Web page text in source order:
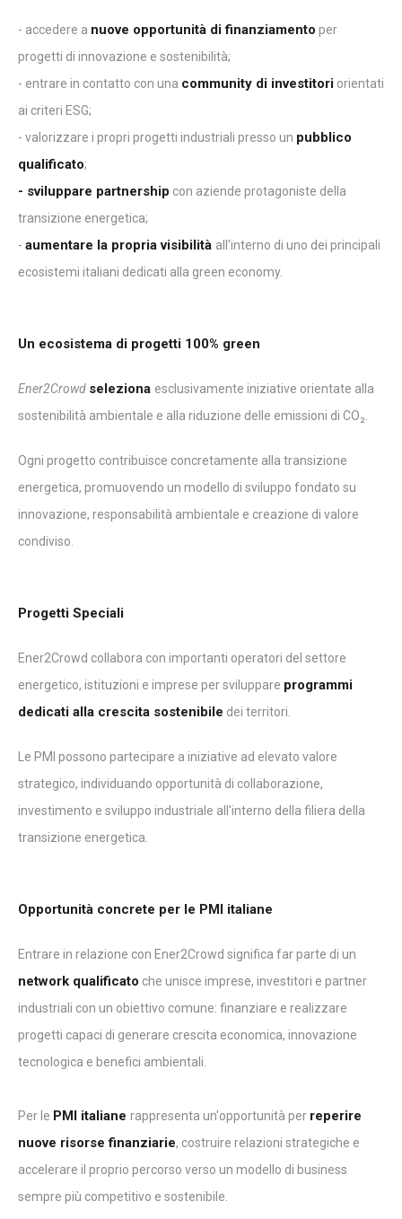
- accedere a nuove opportunità di finanziamento per
progetti di innovazione e sostenibilità;
- entrare in contatto con una community di investitori orientati
ai criteri ESG;
- valorizzare i propri progetti industriali presso un pubblico
qualificato;
- sviluppare partnership con aziende protagoniste della
transizione energetica;
- aumentare la propria visibilità all'interno di uno dei principali
ecosistemi italiani dedicati alla green economy.
Un ecosistema di progetti 100% green
Ener2Crowd seleziona esclusivamente iniziative orientate alla
sostenibilità ambientale e alla riduzione delle emissioni di CO₂.
Ogni progetto contribuisce concretamente alla transizione
energetica, promuovendo un modello di sviluppo fondato su
innovazione, responsabilità ambientale e creazione di valore
condiviso.
Progetti Speciali
Ener2Crowd collabora con importanti operatori del settore
energetico, istituzioni e imprese per sviluppare programmi
dedicati alla crescita sostenibile dei territori.
Le PMI possono partecipare a iniziative ad elevato valore
strategico, individuando opportunità di collaborazione,
investimento e sviluppo industriale all'interno della filiera della
transizione energetica.
Opportunità concrete per le PMI italiane
Entrare in relazione con Ener2Crowd significa far parte di un
network qualificato che unisce imprese, investitori e partner
industriali con un obiettivo comune: finanziare e realizzare
progetti capaci di generare crescita economica, innovazione
tecnologica e benefici ambientali.
Per le PMI italiane rappresenta un'opportunità per reperire
nuove risorse finanziarie, costruire relazioni strategiche e
accelerare il proprio percorso verso un modello di business
sempre più competitivo e sostenibile.